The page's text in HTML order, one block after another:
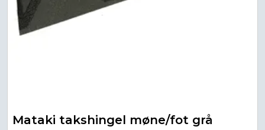
Mataki takshingel møne/fot grå